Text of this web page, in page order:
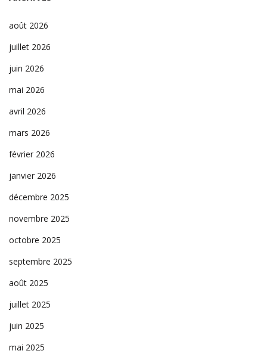
août 2026
juillet 2026
juin 2026
mai 2026
avril 2026
mars 2026
février 2026
janvier 2026
décembre 2025
novembre 2025
octobre 2025
septembre 2025
août 2025
juillet 2025
juin 2025
mai 2025